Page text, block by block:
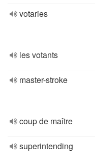
votaries
les votants
master-stroke
coup de maître
superintending